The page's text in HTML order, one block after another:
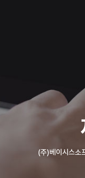
(주)베이시스소